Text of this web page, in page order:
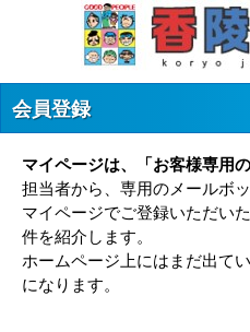
会員登録
マイページは、「お客様専用
担当者から、専用のメールボ
マイページでご登録いただい
件を紹介します。
ホームページ上にはまだ出て
になります。